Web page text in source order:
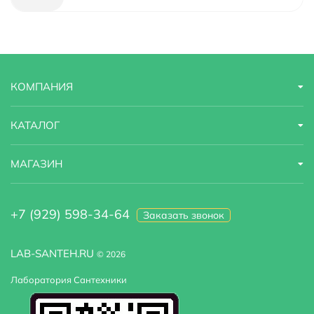
Назначение
Область применения
LAB-SANTEH.RU © 2026
Лаборатория Сантехники
КОМПАНИЯ
КАТАЛОГ
МАГАЗИН
+7 (929) 598-34-64 Заказать звонок